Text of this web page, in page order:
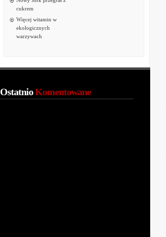
cukrem
Więcej witamin w
ekologicznych
warzywach
OstatnioKomentowane